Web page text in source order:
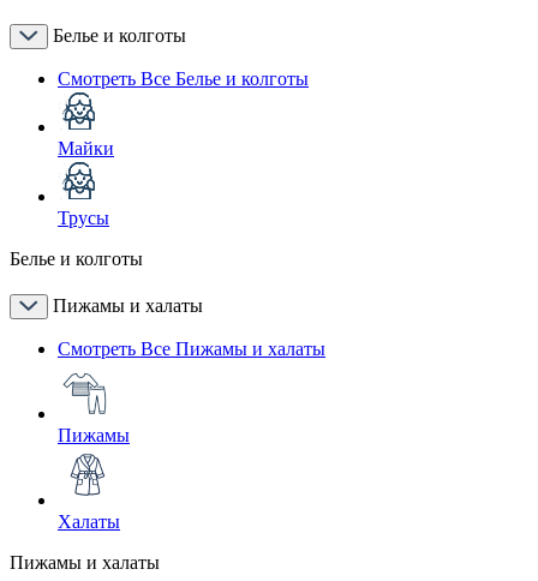
Белье и колготы
Смотреть Все Белье и колготы
Майки
Трусы
Белье и колготы
Пижамы и халаты
Смотреть Все Пижамы и халаты
Пижамы
Халаты
Пижамы и халаты